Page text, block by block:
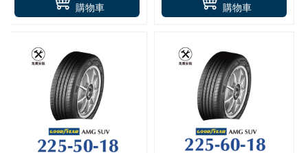
購物車 購物車